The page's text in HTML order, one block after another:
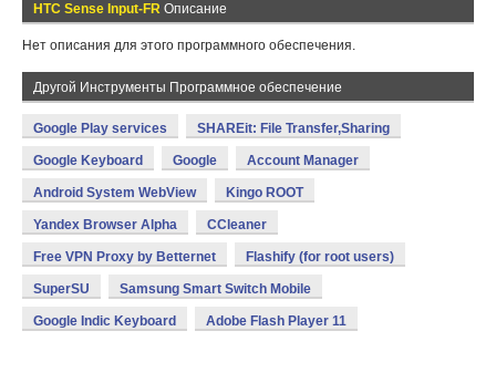
HTC Sense Input-FR Описание
Нет описания для этого программного обеспечения.
Другой Инструменты Программное обеспечение
Google Play services SHAREit: File Transfer,Sharing
Google Keyboard Google Account Manager
Android System WebView Kingo ROOT
Yandex Browser Alpha CCleaner
Free VPN Proxy by Betternet Flashify (for root users)
SuperSU Samsung Smart Switch Mobile
Google Indic Keyboard Adobe Flash Player 11